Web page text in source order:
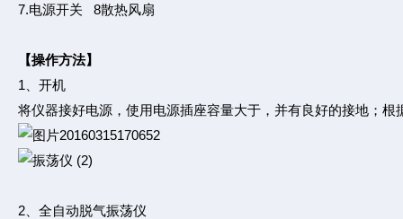
7.电源开关 8散热风扇
【操作方法】
1、开机
将仪器接好电源，使用电源插座容量大于，并有良好的接地；
2、全自动脱气振荡仪